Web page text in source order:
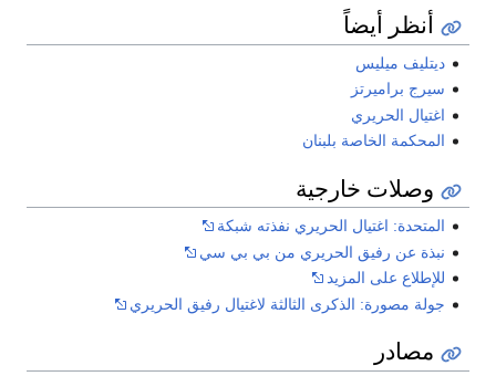
أنظر أيضاً
ديتليف ميليس
سيرج براميرتز
اغتيال الحريري
المحكمة الخاصة بلبنان
وصلات خارجية
المتحدة: اغتيال الحريري نفذته شبكة
نبذة عن رفيق الحريري من بي بي سي
للإطلاع على المزيد
جولة مصورة: الذكرى الثالثة لاغتيال رفيق الحريري
مصادر